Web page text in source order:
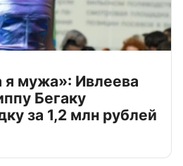
я мужа»: Ивлеева
Бегаку
за 1,2 млн рублей